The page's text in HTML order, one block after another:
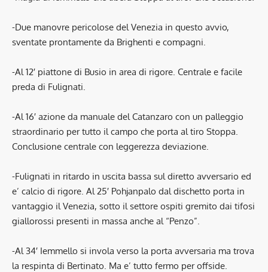
-Due manovre pericolose del Venezia in questo avvio,
sventate prontamente da Brighenti e compagni.
-Al 12′ piattone di Busio in area di rigore. Centrale e facile
preda di Fulignati.
-Al 16′ azione da manuale del Catanzaro con un palleggio
straordinario per tutto il campo che porta al tiro Stoppa.
Conclusione centrale con leggerezza deviazione.
-Fulignati in ritardo in uscita bassa sul diretto avversario ed
e’ calcio di rigore. Al 25′ Pohjanpalo dal dischetto porta in
vantaggio il Venezia, sotto il settore ospiti gremito dai tifosi
giallorossi presenti in massa anche al “Penzo”.
-Al 34′ Iemmello si invola verso la porta avversaria ma trova
la respinta di Bertinato. Ma e’ tutto fermo per offside.